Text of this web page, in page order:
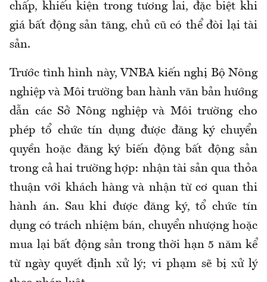
chấp, khiếu kiện trong tương lai, đặc biệt khi
giá bất động sản tăng, chủ cũ có thể đòi lại tài
sản.
Trước tình hình này, VNBA kiến nghị Bộ Nông
nghiệp và Môi trường ban hành văn bản hướng
dẫn các Sở Nông nghiệp và Môi trường cho
phép tổ chức tín dụng được đăng ký chuyển
quyền hoặc đăng ký biến động bất động sản
trong cả hai trường hợp: nhận tài sản qua thỏa
thuận với khách hàng và nhận từ cơ quan thi
hành án. Sau khi được đăng ký, tổ chức tín
dụng có trách nhiệm bán, chuyển nhượng hoặc
mua lại bất động sản trong thời hạn 5 năm kể
từ ngày quyết định xử lý; vi phạm sẽ bị xử lý